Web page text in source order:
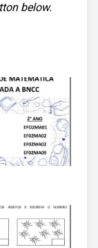
below.